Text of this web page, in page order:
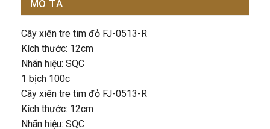
MÔ TẢ
Cây xiên tre tim đỏ FJ-0513-R
Kích thước: 12cm
Nhãn hiệu: SQC
1 bịch 100c
Cây xiên tre tim đỏ FJ-0513-R
Kích thước: 12cm
Nhãn hiệu: SQC